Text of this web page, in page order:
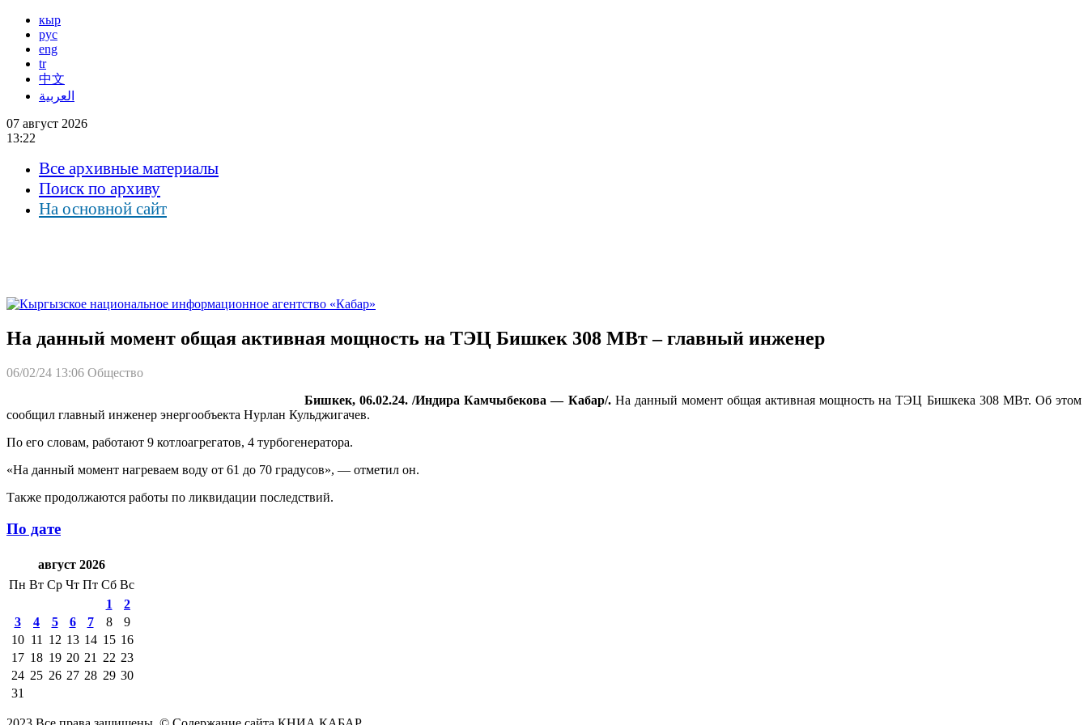
кыр
рус
eng
tr
中文
العربية
07 август 2026
13:22
Все архивные материалы
Поиск по архиву
На основной сайт
На данный момент общая активная мощность на ТЭЦ Бишкек 308 МВт – главный инженер
06/02/24 13:06 Общество
Бишкек, 06.02.24. /Индира Камчыбекова — Кабар/.На данный момент общая активная мощность на ТЭЦ Бишкека 308 МВт. Об этом
сообщил главный инженер энергообъекта Нурлан Кульджигачев.
По его словам, работают 9 котлоагрегатов, 4 турбогенератора.
«На данный момент нагреваем воду от 61 до 70 градусов», — отметил он.
Также продолжаются работы по ликвидации последствий.
По дате
август 2026
Пн Вт Ср Чт Пт Сб Вс
1
2
3
4 5 6 7 8
9
10 11 12 13 14 15 16
17 18 19 20 21 22 23
24 25 26 27 28 29 30
31